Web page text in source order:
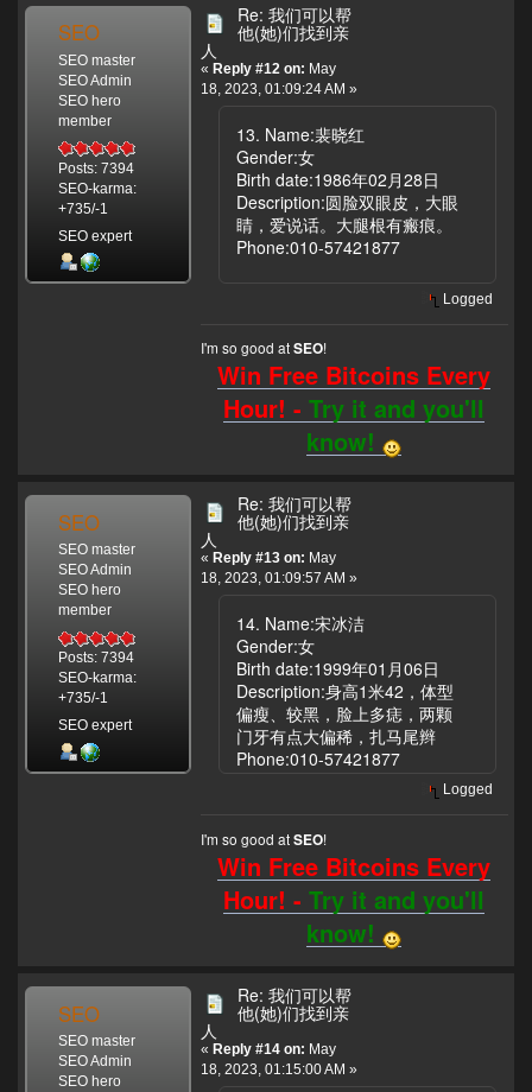
SEO
SEO master
SEO Admin
SEO hero
member
Posts: 7394
SEO-karma:
+735/-1
SEO expert
Re: 我们可以帮
他(她)们找到亲
人
« Reply #12 on: May
18, 2023, 01:09:24 AM »
13. Name:裴晓红
Gender:女
Birth date:1986年02月28日
Description:圆脸双眼皮，大眼
睛，爱说话。大腿根有瘢痕。
Phone:010-57421877
Logged
I'm so good atSEO!
Win Free Bitcoins Every
Hour! -Try it and you'll
know!
SEO
SEO master
SEO Admin
SEO hero
member
Posts: 7394
SEO-karma:
+735/-1
SEO expert
Re: 我们可以帮
他(她)们找到亲
人
« Reply #13 on: May
18, 2023, 01:09:57 AM »
14. Name:宋冰洁
Gender:女
Birth date:1999年01月06日
Description:身高1米42，体型
偏瘦、较黑，脸上多痣，两颗
门牙有点大偏稀，扎马尾辫
Phone:010-57421877
Logged
I'm so good atSEO!
Win Free Bitcoins Every
Hour! -Try it and you'll
know!
SEO
SEO master
SEO Admin
SEO hero
Re: 我们可以帮
他(她)们找到亲
人
« Reply #14 on: May
18, 2023, 01:15:00 AM »